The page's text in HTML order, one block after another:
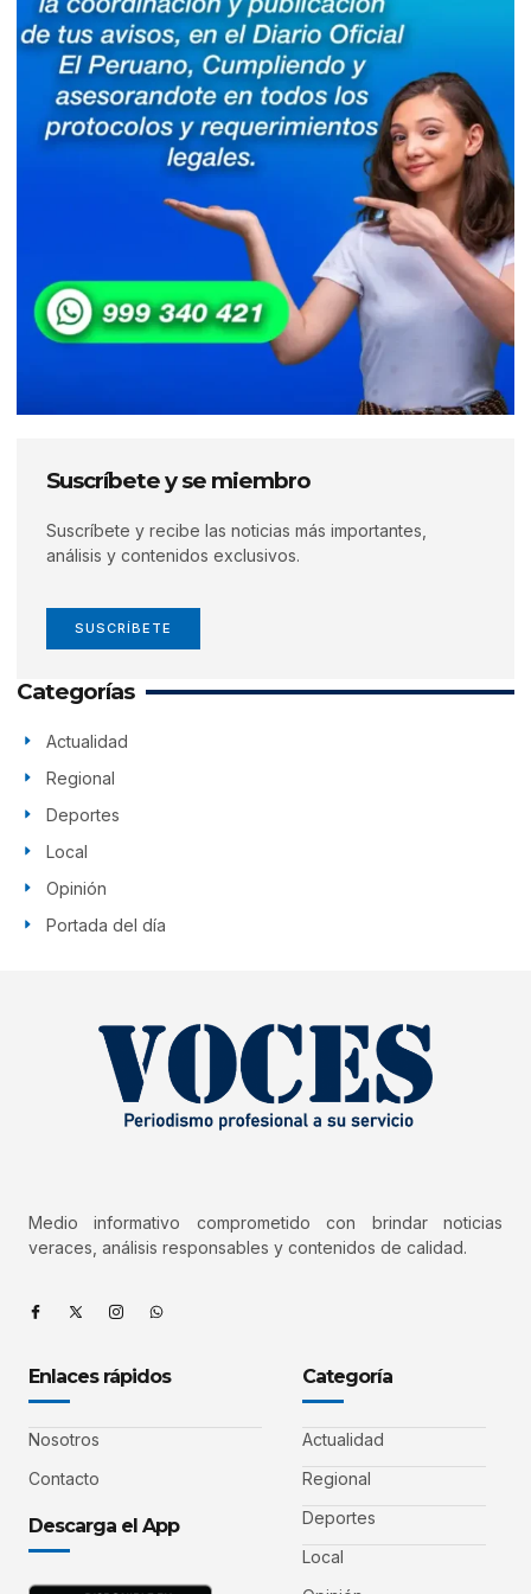
Suscríbete y se miembro
Suscríbete y recibe las noticias más importantes,
análisis y contenidos exclusivos.
SUSCRÍBETE
Categorías
Actualidad
Regional
Deportes
Local
Opinión
Portada del día
Medio informativo comprometido con brindar noticias
veraces, análisis responsables y contenidos de calidad.
Enlaces rápidos
Nosotros
Contacto
Descarga el App
Categoría
Actualidad
Regional
Deportes
Local